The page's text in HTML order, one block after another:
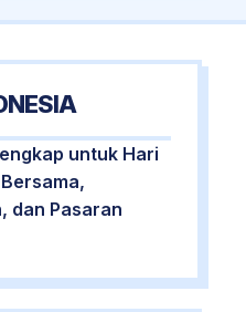
untuk Hari
dan Pasaran